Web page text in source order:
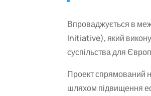
Впроваджується в
Initiative), який
суспільства для
Проект спрямований
шляхом підвищення